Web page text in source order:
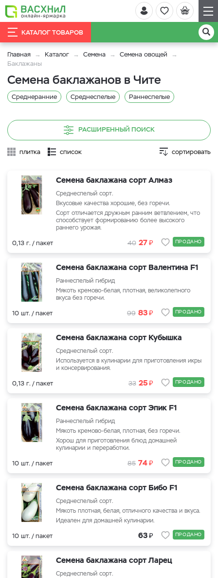
КАТАЛОГ ТОВАРОВ
Главная Каталог Семена
Семена овощей
Баклажаны
Семена баклажанов в Чите
Среднеранние Среднеспелые Раннеспелые
РАСШИРЕННЫЙ ПОИСК
плитка список сортировать
Семена баклажана сорт Алмаз
Среднеспелый сорт.
Вкусовые качества хорошие, без горечи.
Сорт отличается дружным ранним ветвлением, что
способствует формированию более высокого
раннего урожая.
0,13 г. / пакет 40 27₽ ПРОДАНО
Семена баклажана сорт Валентина F1
Раннеспелый гибрид
Мякоть кремово-белая, плотная, великолепного
вкуса без горечи.
10 шт. / пакет 99 83₽ ПРОДАНО
Семена баклажана сорт Кубышка
Среднеспелый сорт.
Используется в кулинарии для приготовления икры
и консервирования.
0,13 г. / пакет 33 25₽ ПРОДАНО
Семена баклажана сорт Эпик F1
Раннеспелый гибрид
Мякоть кремово-белая, плотная, без горечи.
Хорош для приготовления блюд домашней
кулинарии и переработки.
10 шт. / пакет 85 74₽ ПРОДАНО
Семена баклажана сорт Бибо F1
Среднеспелый сорт.
Мякоть плотная, белая, отличного качества и вкуса.
Идеален для домашней кулинарии.
10 шт. / пакет 63₽ ПРОДАНО
Семена баклажана сорт Ларец
Среднеспелый сорт.